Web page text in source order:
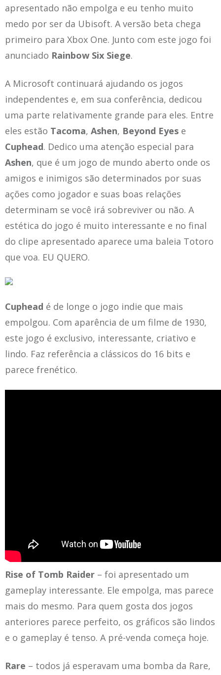
apresentado não empolga e eu tenho muito
medo por ser da Ubisoft. A versão beta chega
primeiro para Xbox One. Junto com este jogo foi
anunciado Rainbow Six Siege.
A Microsoft continuará ajudando os jogos
independentes e, em sua conferência, dedicou
uma parte relativamente grande para eles. Entre
eles estão Tacoma, Ashen, Beyond Eyes e
Cuphead. Dedico uma atenção especial para
Ashen, que é um jogo de mundo aberto onde os
amigos e inimigos são determinados por suas
ações como jogador e suas boas relações
determinam se você irá sobreviver ou não. A
estética do jogo é muito interessante e no final
do clipe apresentado aparece uma baleia Totoro
que voa. EU QUERO.
Cuphead é de longe o jogo indie que mais
empolgou. Com aparência de um filme de 1930,
este jogo é exclusivo, interessante, criativo e
lindo. Faz referência a clássicos do 16 bits e
parece frenético.
Rise of Tomb Raider – foi apresentado um
gameplay interessante. Ele empolga, mas parece
mais do mesmo. Para quem gosta dos jogos
anteriores parece perfeito, os gráficos são lindos
e o gameplay é tenso. A pré-venda começa hoje.
Rare – todos já esperavam uma bomba da Rare,